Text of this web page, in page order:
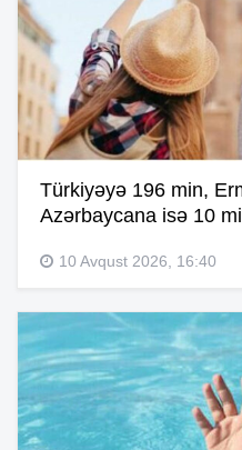
Türkiyəyə 196 min,
Azərbaycana isə 10
10 Avqust 2026, 16:40